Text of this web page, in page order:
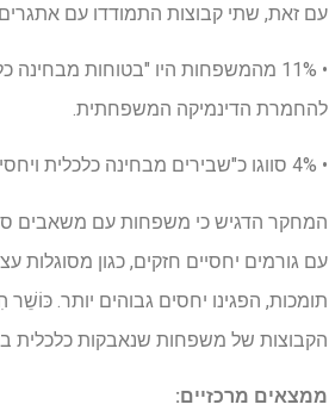
עם זאת, שתי קבוצות התמודדו עם
• 11% מהמשפחות היו "בטוחות
להחמרת הדינמיקה המשפחתית.
• 4% סווגו כ"שבירים מבחינה כלכלית ויחסית", סובלים הן ממצוקה כלכלית והן מהידרדרות ביחסים המשפחתיים.
המחקר הדגיש כי משפחות עם משאבים
עם גורמים יחסיים חזקים, כגון מסוגלות
תומכות, הפגינו יחסים גבוהים יותר.
הקבוצות של משפחות שנאבקות כלכלית
ממצאים מרכזיים: